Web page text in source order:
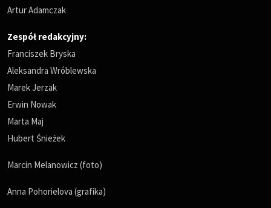
Artur Adamczak
Zespół redakcyjny:
Franciszek Bryska
Aleksandra Wróblewska
Marek Jerzak
Erwin Nowak
Marta Maj
Hubert Śnieżek
Marcin Melanowicz (foto)
Anna Pohorielova (grafika)